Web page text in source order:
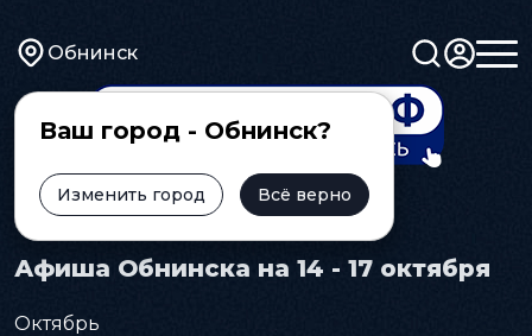
Обнинск
Ваш город - Обнинск?
Изменить город Всё верно
Главная Афиша
Афиша Обнинска на 14 - 17 октября
Октябрь